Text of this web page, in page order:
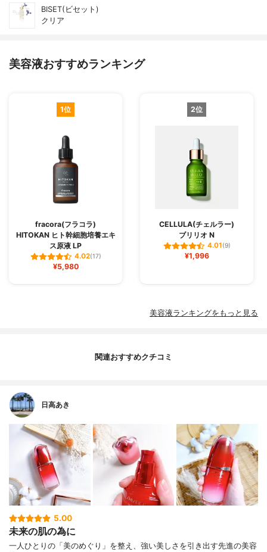
BISET(ビセット)
クリア
美容液おすすめランキング
1位
fracora(フラコラ)
HITOKAN ヒト幹細胞培養エキ
ス原液 LP
4.02(17)
¥5,980
2位
CELLULA(チェルラー)
ブリリオ N
4.01(9)
¥1,996
美容液ランキングをもっと見る
関連おすすめクチコミ
日高あき
5.00
未来の肌の為に
一人ひとりの「美のめぐり」を整え、強い美しさを引き出す先進の美容